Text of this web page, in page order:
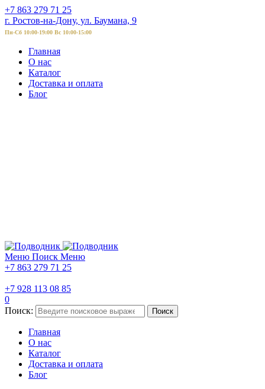
+7 863 279 71 25
г. Ростов-на-Дону, ул. Баумана, 9
Пн-Сб 10:00-19:00 Вс 10:00-15:00
Главная
О нас
Каталог
Доставка и оплата
Блог
Меню Поиск Меню
+7 863 279 71 25
+7 928 113 08 85
0
Поиск:
Поиск
Главная
О нас
Каталог
Доставка и оплата
Блог